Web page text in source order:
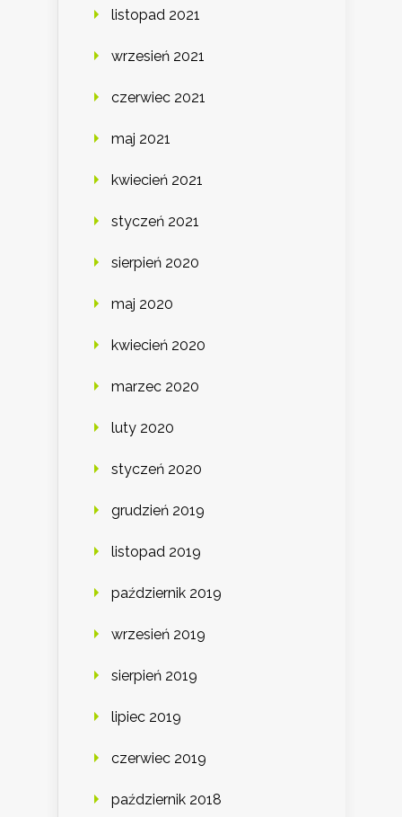
listopad 2021
wrzesień 2021
czerwiec 2021
maj 2021
kwiecień 2021
styczeń 2021
sierpień 2020
maj 2020
kwiecień 2020
marzec 2020
luty 2020
styczeń 2020
grudzień 2019
listopad 2019
październik 2019
wrzesień 2019
sierpień 2019
lipiec 2019
czerwiec 2019
październik 2018